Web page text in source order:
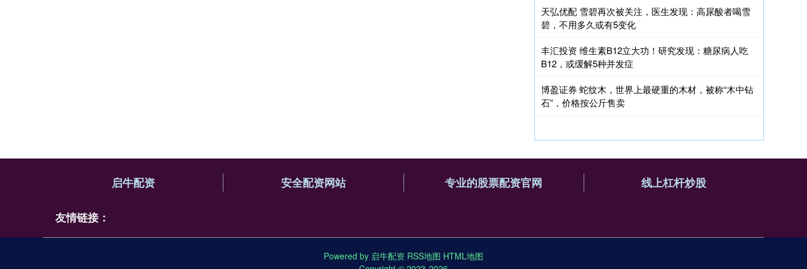
天弘优配 雪碧再次被关注，医生发现：高尿酸者喝雪
碧，不用多久或有5变化
丰汇投资 维生素B12立大功！研究发现：糖尿病人吃
B12，或缓解5种并发症
博盈证券 蛇纹木，世界上最硬重的木材，被称“木中钻
石”，价格按公斤售卖
启牛配资 安全配资网站 专业的股票配资官网 线上杠杆炒股
友情链接：
Powered by 启牛配资 RSS地图 HTML地图